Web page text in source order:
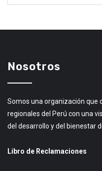
Nosotros
Somos una organización que
regionales del Perú con una
del desarrollo y del bienestar
Libro de Reclamaciones